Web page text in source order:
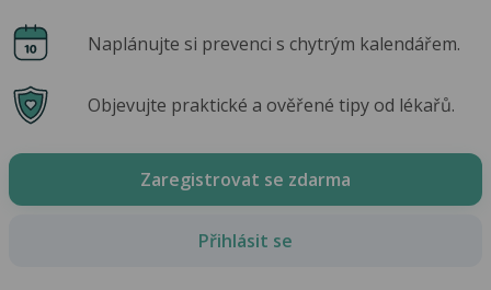
Naplánujte si prevenci s chytrým kalendářem.
Objevujte praktické a ověřené tipy od lékařů.
Zaregistrovat se zdarma
Přihlásit se